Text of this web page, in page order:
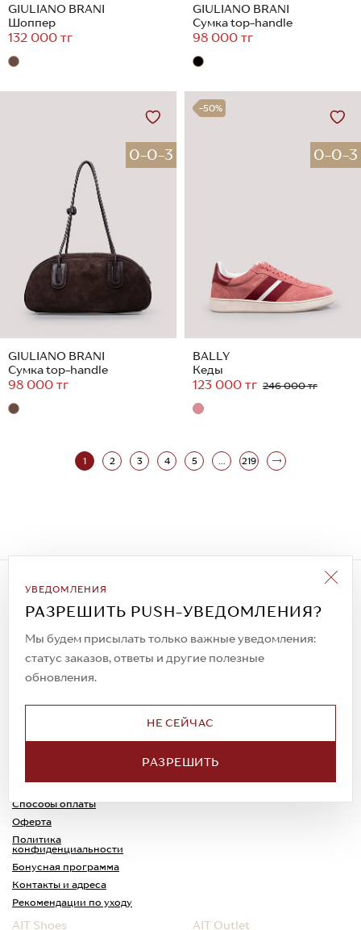
GIULIANO BRANI
Шоппер
132 000 тг
GIULIANO BRANI
Сумка top-handle
98 000 тг
0-0-3
GIULIANO BRANI
Сумка top-handle
98 000 тг
-50%
0-0-3
BALLY
Кеды
123 000 тг 246 000 тг
1 2 3 4 5 ... 219
УВЕДОМЛЕНИЯ
РАЗРЕШИТЬ PUSH-УВЕДОМЛЕНИЯ?
Мы будем присылать только важные уведомления:
статус заказов, ответы и другие полезные
обновления.
НЕ СЕЙЧАС
РАЗРЕШИТЬ
Подписаться на рассылку
Всегда будьте в курсе новых акций и
спецпредложений!
© 2023. AIT Shoes
Все права защищены
Доставка
Способы оплаты
Оферта
Политика
конфиденциальности
Обмен и возврат
Каспи-Ред
Бонусная программа
Контакты и адреса
Рекомендации по уходу
AIT Shoes AIT Outlet